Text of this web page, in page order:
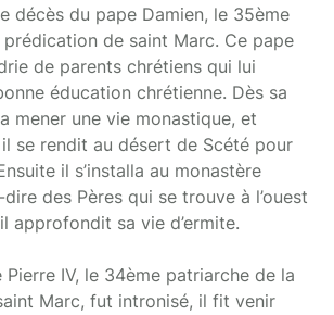
décès du pape Damien, le 35ème
de saint Marc. Ce pape
de parents chrétiens qui lui
éducation chrétienne. Dès sa
mener une vie monastique, et
se rendit au désert de Scété pour
il s’installa au monastère
dire des Pères qui se trouve à l’ouest
approfondit sa vie d’ermite.
Pierre IV, le 34ème patriarche de la
Marc, fut intronisé, il fit venir